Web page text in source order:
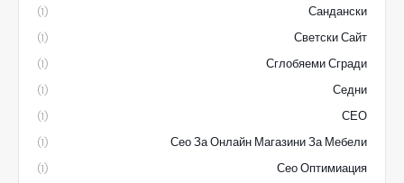
Сандански
(1)
Светски Сайт
(1)
Сглобяеми Сгради
(1)
Седни
(1)
СЕО
(1)
Сео За Онлайн Магазини За Мебели
(1)
Сео Оптимиация
(1)